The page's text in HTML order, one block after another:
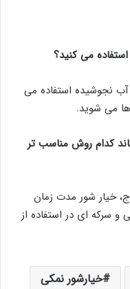
می کنید؟
آب نجوشیده استفاده می
می شوید.
کدام روش مناسب تر
خیار شور مدت زمان
سرکه ای در استفاده از
خیارشور نمکی